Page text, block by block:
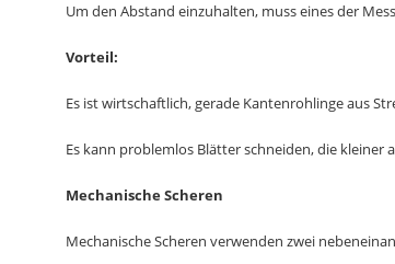
Um den Abstand einzuhalten, muss eines der
Vorteil:
Es ist wirtschaftlich, gerade Kantenrohlinge aus
Es kann problemlos Blätter schneiden, die kleiner
Mechanische Scheren
Mechanische Scheren verwenden zwei